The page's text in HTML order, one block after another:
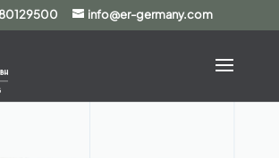
80129500 info@er-germany.com